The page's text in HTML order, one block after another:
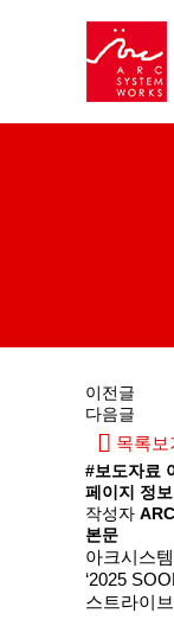
이전글
다음글
목록보
#보도자료
페이지 정보
작성자
본문
아크시스
‘2025
스트라이